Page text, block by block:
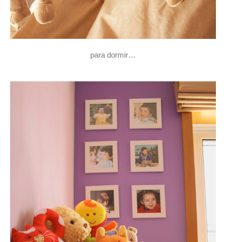
para dormir…